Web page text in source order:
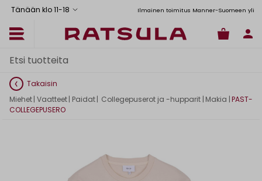
Tänään klo 11-18
Toimituskulut alk. 6,90€ Ilmainen toimitus Manner-Suomeen yli
Takaisin
Miehet| Vaatteet| Paidat | Collegepuserot ja -hupparit | Makia |PAST-
COLLEGEPUSERO